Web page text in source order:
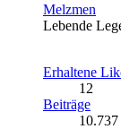
Melzmen
Lebende
Erhaltene
12
Beiträge
10.737